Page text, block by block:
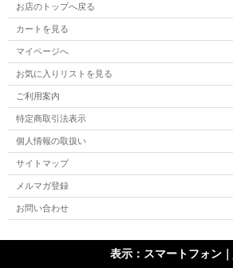
■モデル着用他アイテム
お店のトップへ戻る
カートを見る
マイページへ
お気に入りリストを見る
ご利用案内
特定商取引法表示
個人情報の取扱い
サイトマップ
メルマガ登録
お問い合わせ
表示：スマートフォン｜